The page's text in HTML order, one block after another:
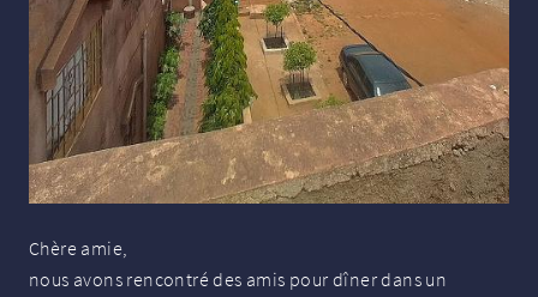
Chère amie,
nous avons rencontré des amis pour dîner dans un